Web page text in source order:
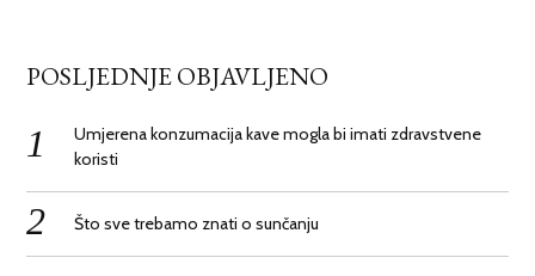
POSLJEDNJE OBJAVLJENO
Umjerena konzumacija kave mogla bi imati zdravstvene
koristi
Što sve trebamo znati o sunčanju